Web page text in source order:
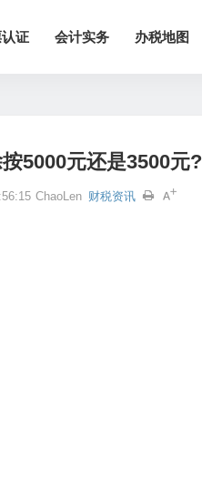
证 会计实务 办税地图
5000元还是3500元?
ChaoLen 财税资讯